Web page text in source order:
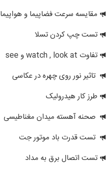
مقایسه سرعت فضاپیما و هواپیما
تست چپ کردن تسلا
تفاوت watch , look at و see
تاثیر نور روی چهره در عکاسی
طرز کار هیدرولیک
صحنه آهسته میدان مغناطیسی
تست قدرت باد موتور جت
تست اتصال برق به مداد